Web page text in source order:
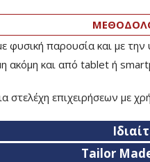
φυσική παρουσία και με
ακόμη και από tablet ή
στελέχη επιχειρήσεων με
Tailor